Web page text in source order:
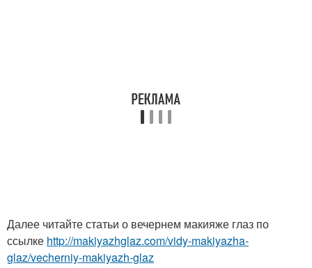
Далее читайте статьи о вечернем макияже глаз по
ссылке http://makiyazhglaz.com/vidy-makiyazha-
glaz/vecherniy-makiyazh-glaz